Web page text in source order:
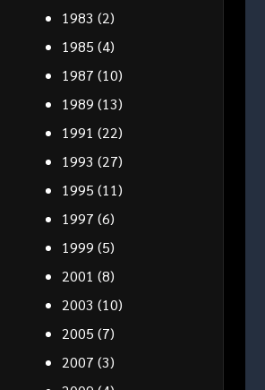
1983 (2)
1985 (4)
1987 (10)
1989 (13)
1991 (22)
1993 (27)
1995 (11)
1997 (6)
1999 (5)
2001 (8)
2003 (10)
2005 (7)
2007 (3)